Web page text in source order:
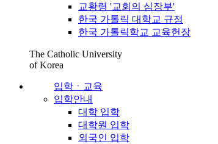
교황령 '교회의 심장부'
한국 가톨릭 대학교 규정
한국 가톨릭학교 교육헌장
The Catholic University
of Korea
입학ㆍ교육
입학안내
대학 입학
대학원 입학
외국인 입학